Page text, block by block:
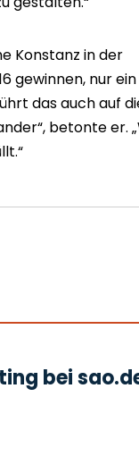
Konstanz in der
gewinnen, nur
das auch auf
betonte er.
bei